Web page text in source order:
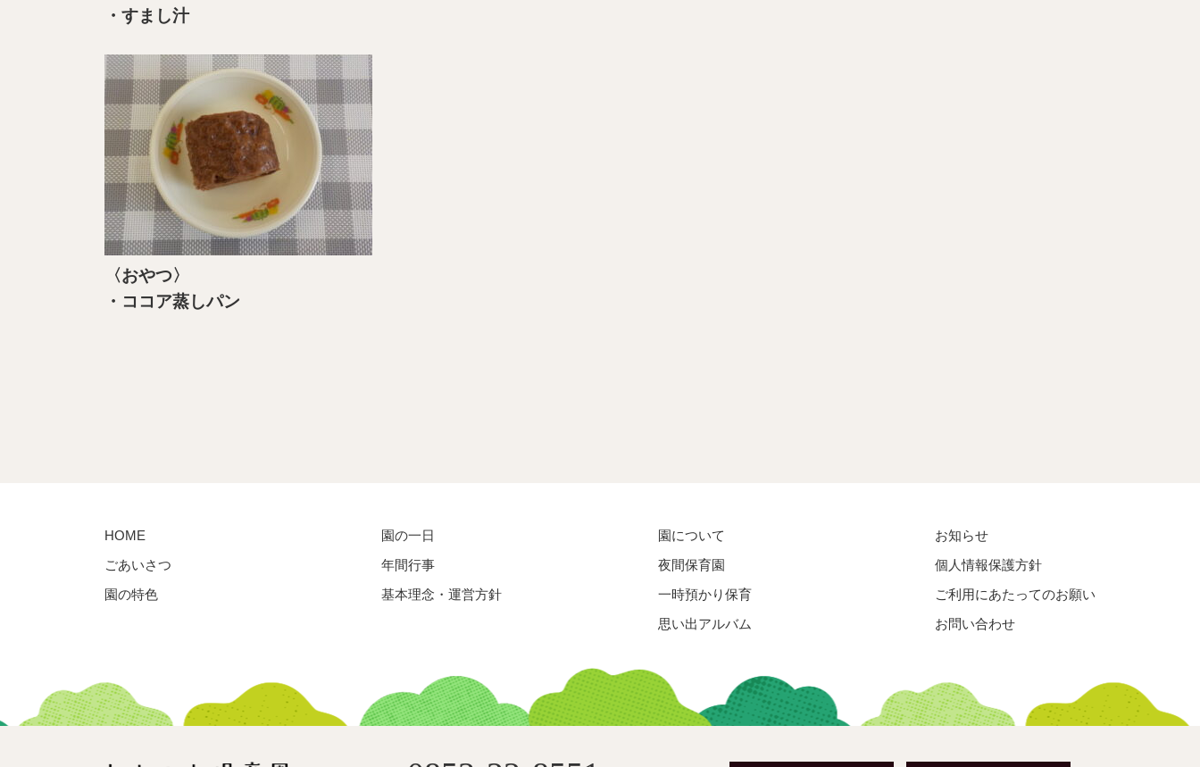
・すまし汁
〈おやつ〉
・ココア蒸しパン
HOME
ごあいさつ
園の特色
園の一日
年間行事
基本理念・運営方針
園について
夜間保育園
一時預かり保育
思い出アルバム
お知らせ
個人情報保護方針
ご利用にあたってのお願い
お問い合わせ